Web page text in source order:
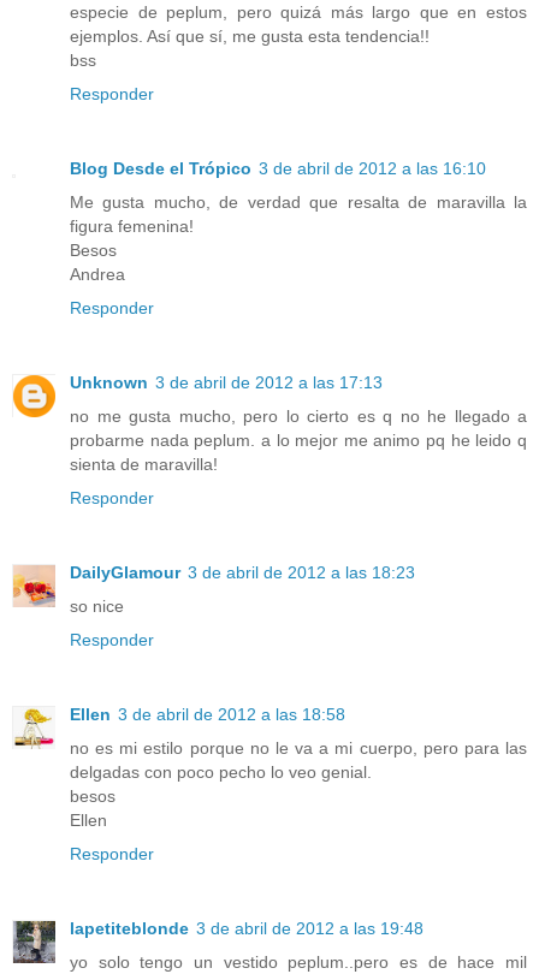
especie de peplum, pero quizá más largo que en estos
ejemplos. Así que sí, me gusta esta tendencia!!
bss
Responder
Blog Desde el Trópico 3 de abril de 2012 a las 16:10
Me gusta mucho, de verdad que resalta de maravilla la
figura femenina!
Besos
Andrea
Responder
Unknown 3 de abril de 2012 a las 17:13
no me gusta mucho, pero lo cierto es q no he llegado a
probarme nada peplum. a lo mejor me animo pq he leido q
sienta de maravilla!
Responder
DailyGlamour 3 de abril de 2012 a las 18:23
so nice
Responder
Ellen 3 de abril de 2012 a las 18:58
no es mi estilo porque no le va a mi cuerpo, pero para las
delgadas con poco pecho lo veo genial.
besos
Ellen
Responder
lapetiteblonde 3 de abril de 2012 a las 19:48
yo solo tengo un vestido peplum..pero es de hace mil